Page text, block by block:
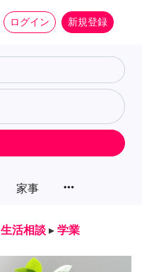
ログイン 新規登録
家事 more_horiz
生活相談 ▸ 学業